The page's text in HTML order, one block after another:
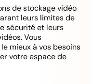
de stockage vidéo
leurs limites de
sécurité et leurs
Vous
mieux à vos besoins
votre espace de